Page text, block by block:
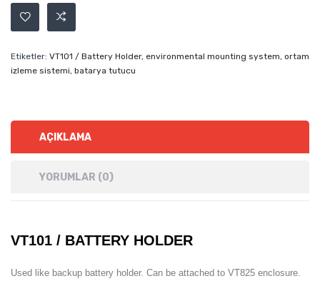
Etiketler: VT101 / Battery Holder, environmental mounting system, ortam
izleme sistemi, batarya tutucu
AÇIKLAMA
YORUMLAR (0)
VT101 / BATTERY HOLDER
Used like backup battery holder. Can be attached to VT825 enclosure.